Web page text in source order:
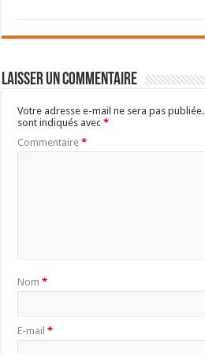
Laisser un commentaire
Votre adresse e-mail ne sera pas publiée.
sont indiqués avec*
Commentaire*
Nom*
E-mail*